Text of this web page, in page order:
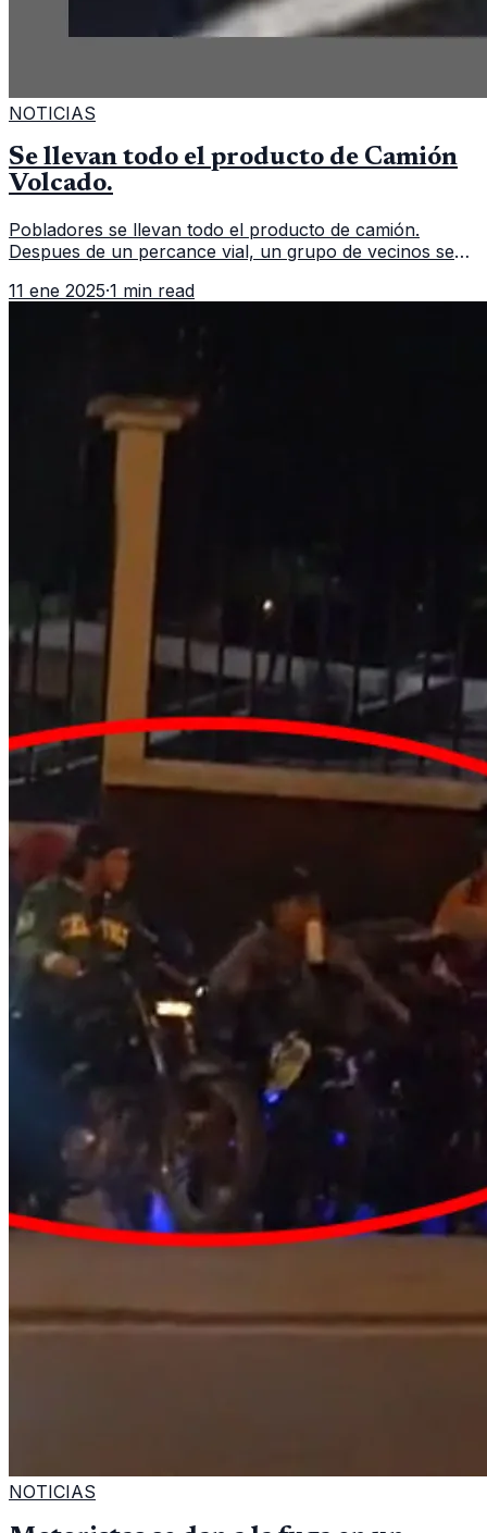
NOTICIAS
Se llevan todo el producto de Camión
Volcado.
Pobladores se llevan todo el producto de camión.
Despues de un percance vial, un grupo de vecinos se
repartidor que volcó. Un
11 ene 2025·1 min read
NOTICIAS